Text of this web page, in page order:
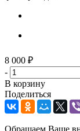
8 000 ₽
-
В корзину
Поделиться
Обращаем Ваше